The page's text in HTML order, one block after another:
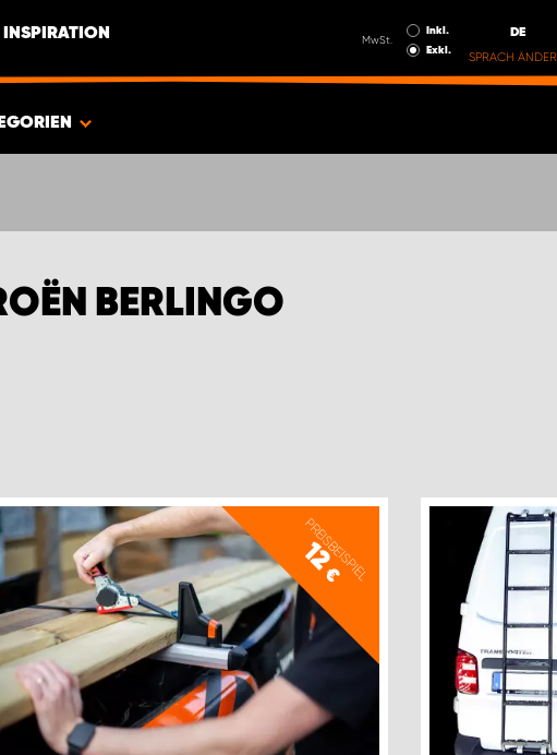
INSPIRATION MwSt.
Inkl.
Exkl.
DE
SPRACH
BERLINGO
PREISBEISPIEL
12
€